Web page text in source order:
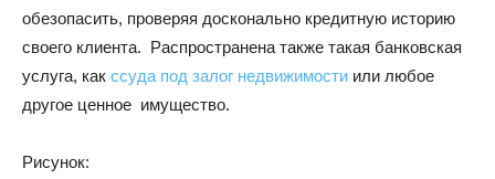
обезопасить, проверяя досконально кредитную историю
своего клиента. Распространена также такая банковская
услуга, как ссуда под залог недвижимости или любое
другое ценное имущество.
Рисунок: